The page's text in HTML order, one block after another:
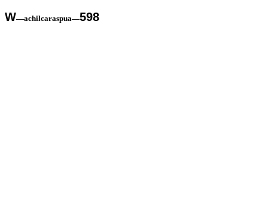
W—achilcaraspua—598